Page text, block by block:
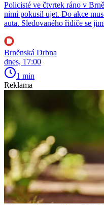
Policisté ve čtvrtek ráno v
nimi pokusil ujet. Do akce
auta. Sledovaného řidiče se
Brněnská Drbna
dnes, 17:00
1 min
Reklama